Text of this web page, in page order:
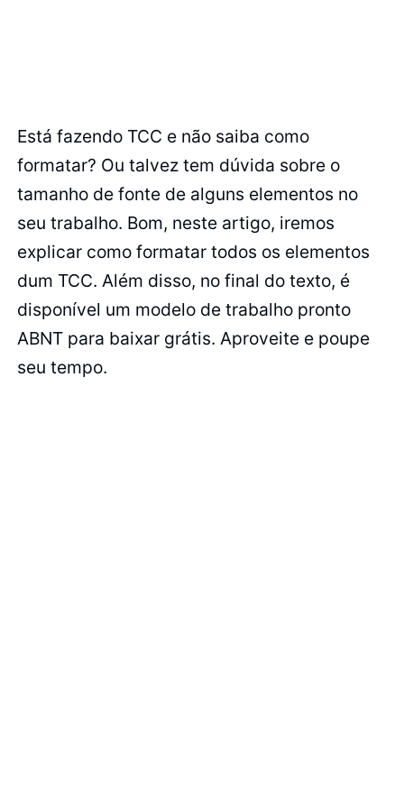
Está fazendo TCC e não saiba como
formatar? Ou talvez tem dúvida sobre o
tamanho de fonte de alguns elementos no
seu trabalho. Bom, neste artigo, iremos
explicar como formatar todos os elementos
dum TCC. Além disso, no final do texto, é
disponível um modelo de trabalho pronto
ABNT para baixar grátis. Aproveite e poupe
seu tempo.